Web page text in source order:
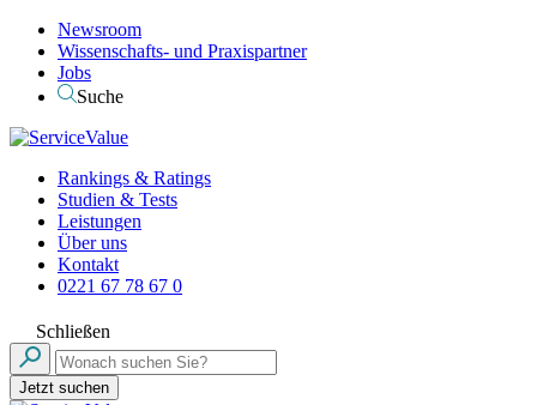
Newsroom
Wissenschafts- und Praxispartner
Jobs
Suche
Rankings & Ratings
Studien & Tests
Leistungen
Über uns
Kontakt
0221 67 78 67 0
Schließen
Jetzt suchen